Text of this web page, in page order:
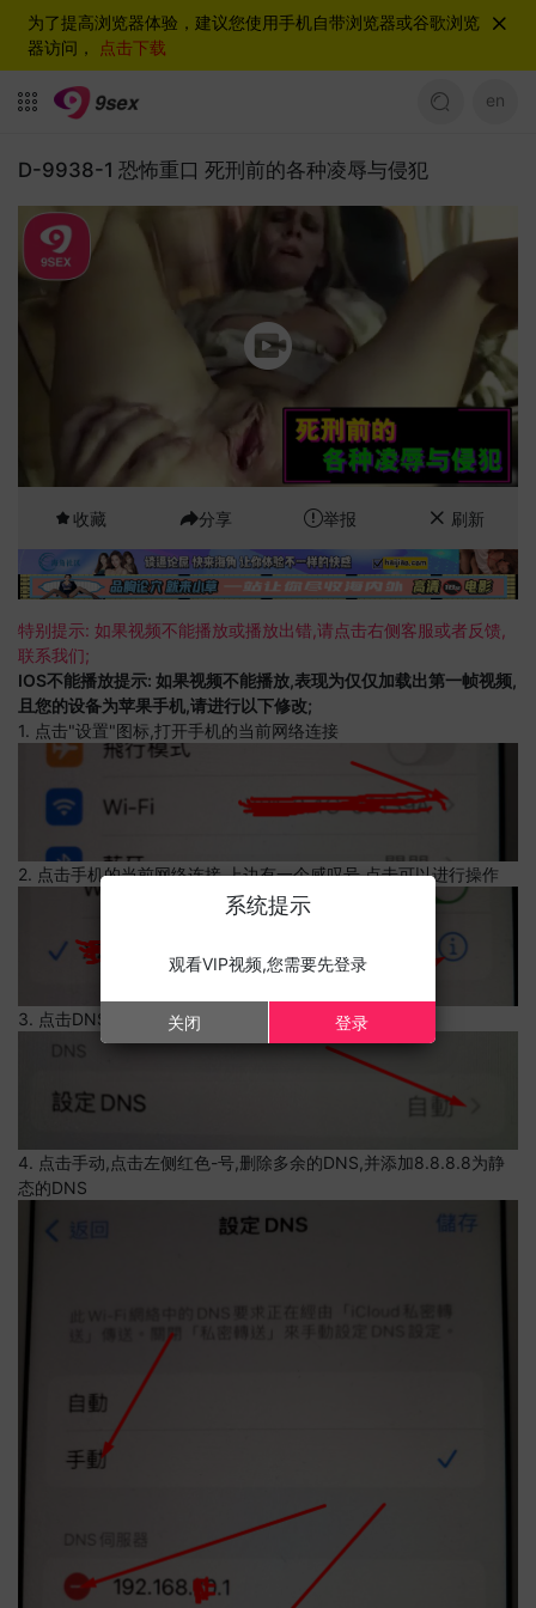
为了提高浏览器体验，建议您使用手机自带浏览器或谷歌浏览
器访问， 点击下载
en
D-9938-1 恐怖重口 死刑前的各种凌辱与侵犯
收藏 分享 举报 刷新
特别提示: 如果视频不能播放或播放出错,请点击右侧客服或者反馈,
联系我们;
IOS不能播放提示: 如果视频不能播放,表现为仅仅加载出第一帧视频,
且您的设备为苹果手机,请进行以下修改;
1. 点击"设置"图标,打开手机的当前网络连接
2. 点击手机的当前网络连接,上边有一个感叹号,点击可以进行操作
3. 点击DNS设置
4. 点击手动,点击左侧红色-号,删除多余的DNS,并添加8.8.8.8为静
态的DNS
系统提示
观看VIP视频,您需要先登录
关闭 登录